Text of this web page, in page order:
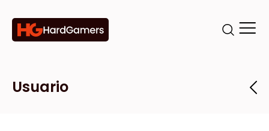
Categorías
Marcas
Tiendas
Usuario